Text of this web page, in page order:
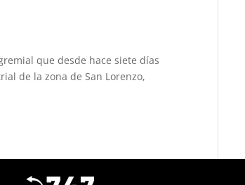
que desde hace siete días
de la zona de San Lorenzo,